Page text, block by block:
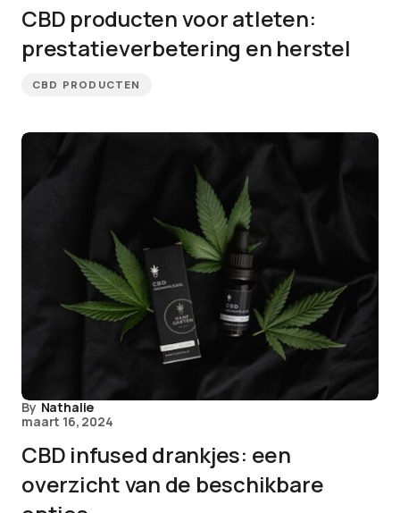
CBD producten voor atleten:
prestatieverbetering en herstel
CBD PRODUCTEN
By Nathalie
maart 16, 2024
CBD infused drankjes: een
overzicht van de beschikbare